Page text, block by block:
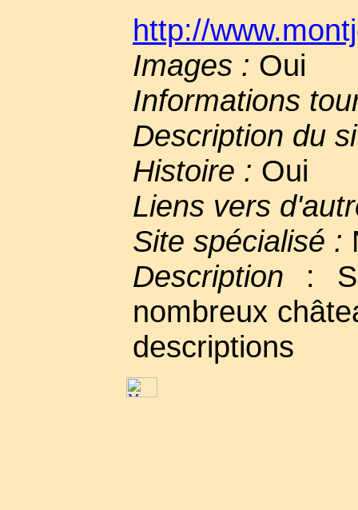
http://
Images : Oui
Informations
Description du
Histoire : Oui
Liens vers
Site spécialisé :
Description :
nombreux
descriptions